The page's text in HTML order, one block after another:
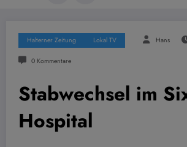
Halterner Zeitung Lokal TV Hans
0 Kommentare
Stabwechsel im
Hospital